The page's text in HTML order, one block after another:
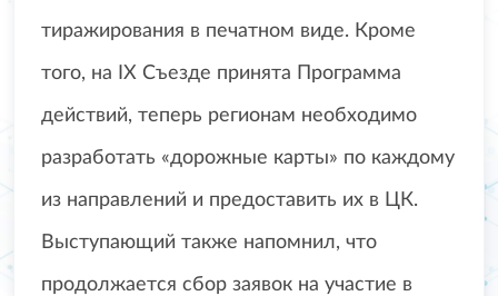
тиражирования в печатном виде. Кроме
того, на IX Съезде принята Программа
действий, теперь регионам необходимо
разработать «дорожные карты» по каждому
из направлений и предоставить их в ЦК.
Выступающий также напомнил, что
продолжается сбор заявок на участие в